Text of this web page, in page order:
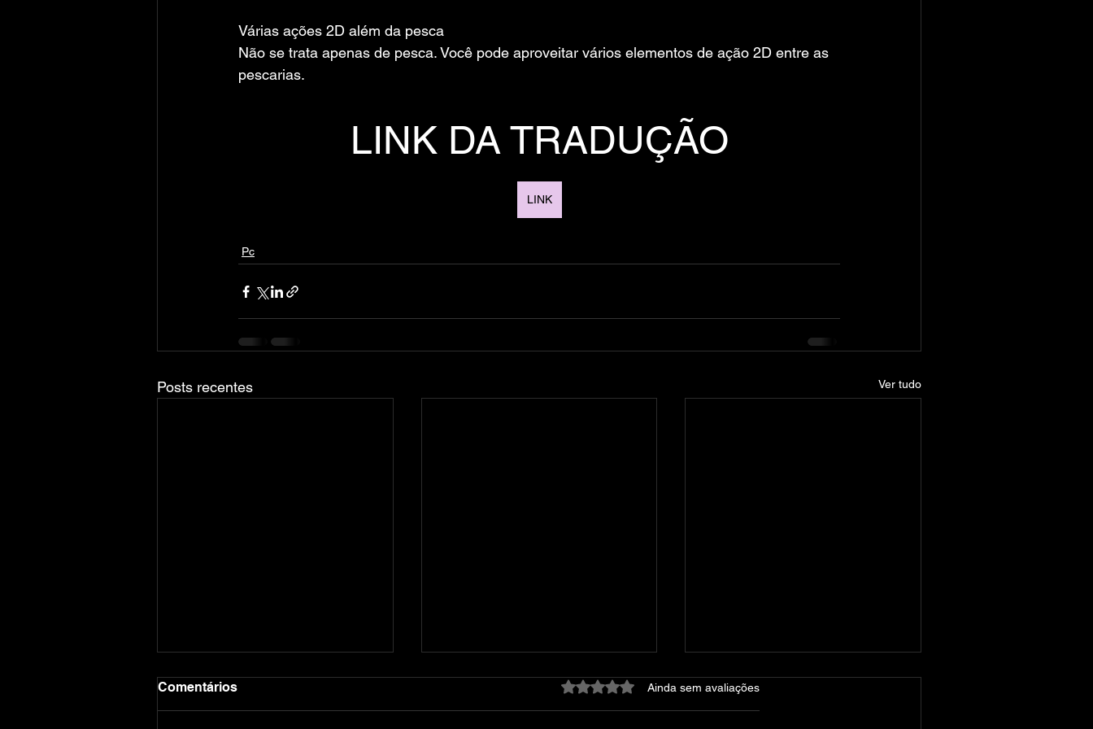
Várias ações 2D além da pesca
Não se trata apenas de pesca. Você pode aproveitar vários elementos de ação 2D entre as
pescarias.
LINK DA TRADUÇÃO
LINK
Pc
Posts recentes Ver tudo
Comentários Avaliado com 0 de 5 estrelas.
Ainda sem avaliações